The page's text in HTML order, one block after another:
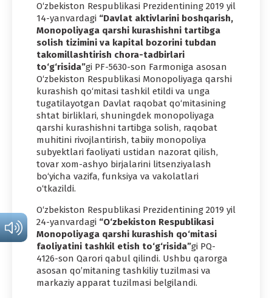
O‘zbekiston Respublikasi Prezidentining 2019 yil
14-yanvardagi “Davlat aktivlarini boshqarish,
Monopoliyaga qarshi kurashishni tartibga
solish tizimini va kapital bozorini tubdan
takomillashtirish chora-tadbirlari
to‘g‘risida”gi PF-5630-son Farmoniga asosan
O‘zbekiston Respublikasi Monopoliyaga qarshi
kurashish qo‘mitasi tashkil etildi va unga
tugatilayotgan Davlat raqobat qo‘mitasining
shtat birliklari, shuningdek monopoliyaga
qarshi kurashishni tartibga solish, raqobat
muhitini rivojlantirish, tabiiy monopoliya
subyektlari faoliyati ustidan nazorat qilish,
tovar xom-ashyo birjalarini litsenziyalash
bo‘yicha vazifa, funksiya va vakolatlari
o‘tkazildi.
O‘zbekiston Respublikasi Prezidentining 2019 yil
24-yanvardagi “O‘zbekiston Respublikasi
Monopoliyaga qarshi kurashish qo‘mitasi
faoliyatini tashkil etish to‘g‘risida”gi PQ-
4126-son Qarori qabul qilindi. Ushbu qarorga
asosan qo’mitaning tashkiliy tuzilmasi va
markaziy apparat tuzilmasi belgilandi.